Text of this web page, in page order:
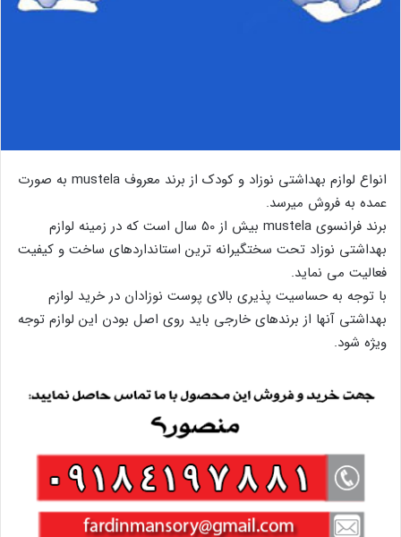
انواع لوازم بهداشتی نوزاد و کودک از برند معروف mustela به صورت
عمده به فروش میرسد.
برند فرانسوی mustela بیش از 50 سال است که در زمینه لوازم
بهداشتی نوزاد تحت سختگیرانه ترین استانداردهای ساخت و کیفیت
فعالیت می نماید.
با توجه به حساسیت پذیری بالای پوست نوزادان در خرید لوازم
بهداشتی آنها از برندهای خارجی باید روی اصل بودن این لوازم توجه
ویژه شود.